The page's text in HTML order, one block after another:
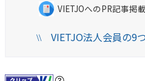
VIETJOへのPR記事掲
\\VIETJO法人会員の9